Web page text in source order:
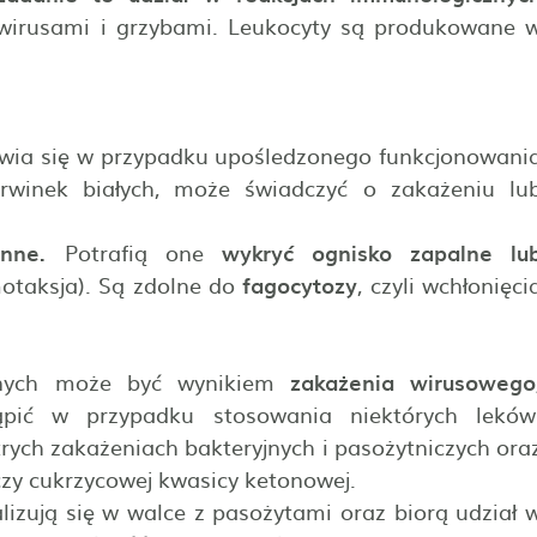
i grzybami. Leukocyty są produkowane
się w przypadku upośledzonego
białych, może świadczyć o zakażeniu
Potrafią one wykryć ognisko zapalne
Są zdolne dofagocytozy, czyli
może być wynikiem zakażenia
w przypadku stosowania niektórych
zakażeniach bakteryjnych i pasożytniczych
cukrzycowej kwasicy ketonowej.
się w walce z pasożytami oraz biorą udział